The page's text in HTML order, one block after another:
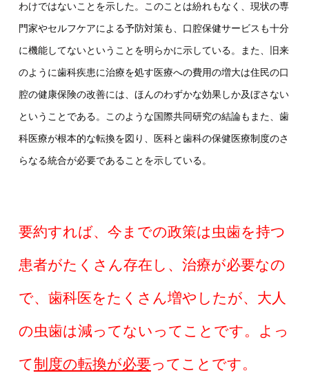
わけではないことを示した。このことは紛れもなく、現状の専
門家やセルフケアによる予防対策も、口腔保健サービスも十分
に機能してないということを明らかに示している。また、旧来
のように歯科疾患に治療を処す医療への費用の増大は住民の口
腔の健康保険の改善には、ほんのわずかな効果しか及ぼさない
ということである。このような国際共同研究の結論もまた、歯
科医療が根本的な転換を図り、医科と歯科の保健医療制度のさ
らなる統合が必要であることを示している。
要約すれば、今までの政策は虫歯を持つ
患者がたくさん存在し、治療が必要なの
で、歯科医をたくさん増やしたが、大人
の虫歯は減ってないってことです。よっ
て制度の転換が必要ってことです。